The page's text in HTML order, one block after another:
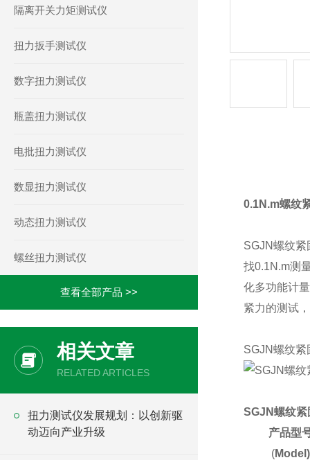
隔离开关力矩测试仪
扭力扳手测试仪
数字扭力测试仪
瓶盖扭力测试仪
电批扭力测试仪
数显扭力测试仪
动态扭力测试仪
螺丝扭力测试仪
查看全部产品 >>
相关文章
RELATED ARTICLES
​扭力测试仪发展规划：以创新驱
动迈向产业升级
0.1N.m螺纹
SGJN螺纹紧
找0.1N.m测
化多功能计
紧力的测试
SGJN螺纹紧
SGJN螺纹紧
产品型
(Model)